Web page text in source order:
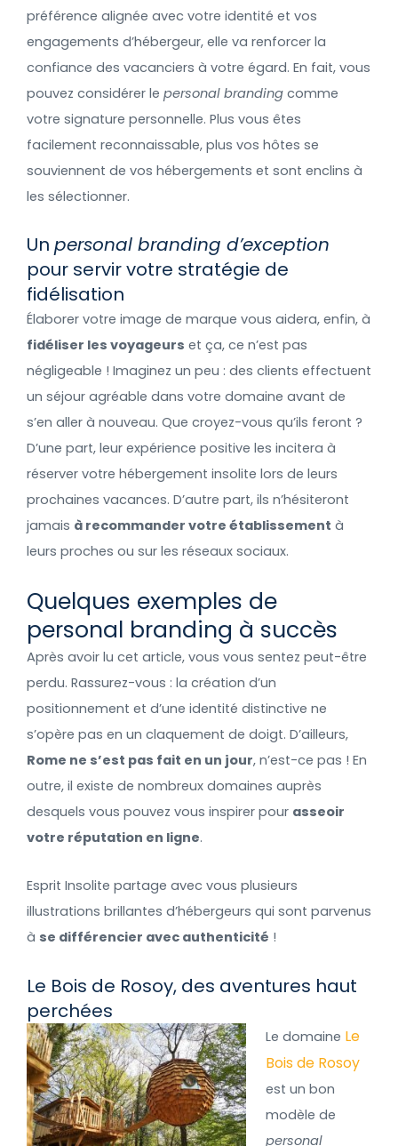
préférence alignée avec votre identité et vos
engagements d’hébergeur, elle va renforcer la
confiance des vacanciers à votre égard. En fait, vous
pouvez considérer le personal branding comme
votre signature personnelle. Plus vous êtes
facilement reconnaissable, plus vos hôtes se
souviennent de vos hébergements et sont enclins à
les sélectionner.
Un personal branding d’exception
pour servir votre stratégie de
fidélisation
Élaborer votre image de marque vous aidera, enfin, à
fidéliser les voyageurs et ça, ce n’est pas
négligeable ! Imaginez un peu : des clients effectuent
un séjour agréable dans votre domaine avant de
s’en aller à nouveau. Que croyez-vous qu’ils feront ?
D’une part, leur expérience positive les incitera à
réserver votre hébergement insolite lors de leurs
prochaines vacances. D’autre part, ils n’hésiteront
jamais à recommander votre établissement à
leurs proches ou sur les réseaux sociaux.
Quelques exemples de
personal branding à succès
Après avoir lu cet article, vous vous sentez peut-être
perdu. Rassurez-vous : la création d’un
positionnement et d’une identité distinctive ne
s’opère pas en un claquement de doigt. D’ailleurs,
Rome ne s’est pas fait en un jour, n’est-ce pas ! En
outre, il existe de nombreux domaines auprès
desquels vous pouvez vous inspirer pour asseoir
votre réputation en ligne.
Esprit Insolite partage avec vous plusieurs
illustrations brillantes d’hébergeurs qui sont parvenus
à se différencier avec authenticité !
Le Bois de Rosoy, des aventures haut
perchées
Le domaine Le
Bois de Rosoy
est un bon
modèle de
personal